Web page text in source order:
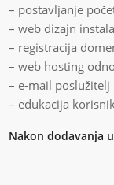
– postavljanje
– web dizajn
– registracija
– web hosting
– e-mail poslužitelj
– edukacija
Nakon dodavanja